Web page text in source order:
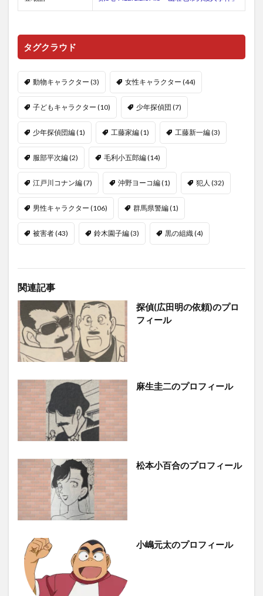
タグクラウド
動物キャラクター (3) 女性キャラクター (44)
子どもキャラクター (10) 少年探偵団 (7)
少年探偵団編(1) 工藤家編(1) 工藤新一編(3)
服部平次編(2) 毛利小五郎編(14)
江戸川コナン編(7) 沖野ヨーコ編(1) 犯人 (32)
男性キャラクター (106) 群馬県警編(1)
被害者(43) 鈴木園子編(3) 黒の組織(4)
関連記事
探偵(広田明の依頼)のプロ
フィール
麻生圭二のプロフィール
松本小百合のプロフィール
小嶋元太のプロフィール